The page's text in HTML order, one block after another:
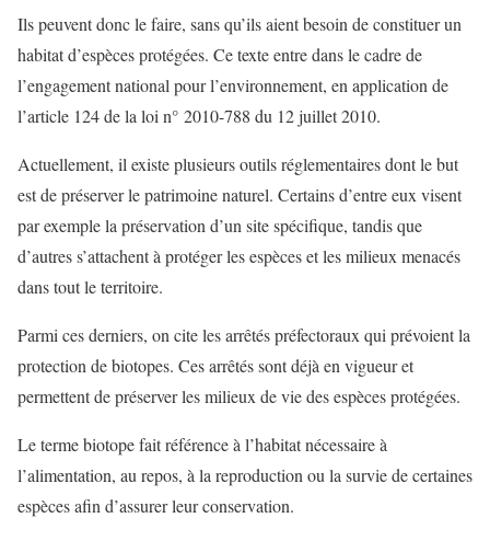
Ils peuvent donc le faire, sans qu’ils aient besoin de constituer un
habitat d’espèces protégées. Ce texte entre dans le cadre de
l’engagement national pour l’environnement, en application de
l’article 124 de la loi n° 2010-788 du 12 juillet 2010.
Actuellement, il existe plusieurs outils réglementaires dont le but
est de préserver le patrimoine naturel. Certains d’entre eux visent
par exemple la préservation d’un site spécifique, tandis que
d’autres s’attachent à protéger les espèces et les milieux menacés
dans tout le territoire.
Parmi ces derniers, on cite les arrêtés préfectoraux qui prévoient la
protection de biotopes. Ces arrêtés sont déjà en vigueur et
permettent de préserver les milieux de vie des espèces protégées.
Le terme biotope fait référence à l’habitat nécessaire à
l’alimentation, au repos, à la reproduction ou la survie de certaines
espèces afin d’assurer leur conservation.